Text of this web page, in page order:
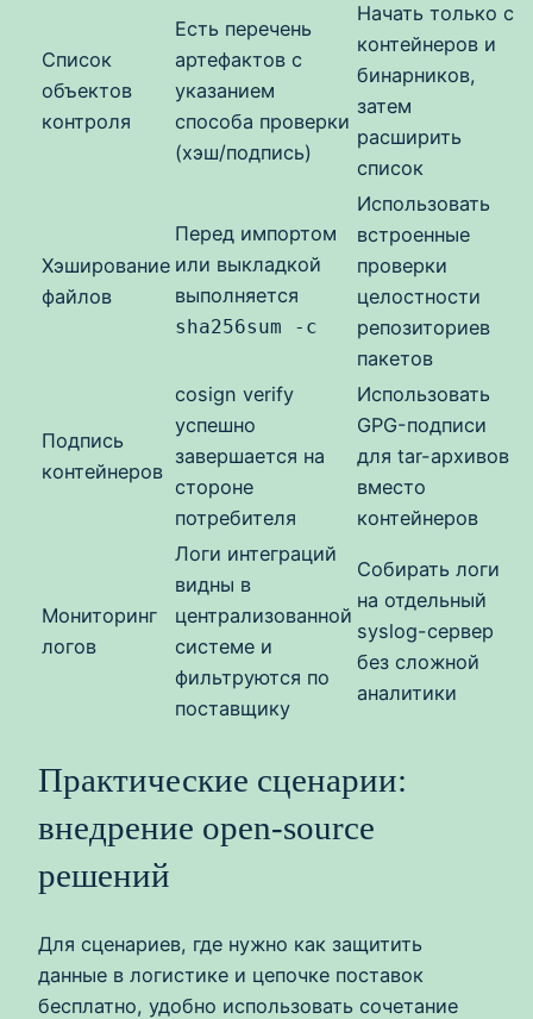
Список
объектов
контроля
Есть перечень
артефактов с
указанием
способа проверки
(хэш/подпись)
Начать только с
контейнеров и
бинарников,
затем
расширить
список
Хэширование
файлов
Перед импортом
или выкладкой
выполняется
sha256sum -c
Использовать
встроенные
проверки
целостности
репозиториев
пакетов
Подпись
контейнеров
cosign verify
успешно
завершается на
стороне
потребителя
Использовать
GPG-подписи
для tar-архивов
вместо
контейнеров
Мониторинг
логов
Логи интеграций
видны в
централизованной
системе и
фильтруются по
поставщику
Собирать логи
на отдельный
syslog-сервер
без сложной
аналитики
Практические сценарии:
внедрение open-source
решений
Для сценариев, где нужно как защитить
данные в логистике и цепочке поставок
бесплатно, удобно использовать сочетание